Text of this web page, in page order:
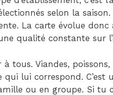
selon la saison.
La carte évolue
qualité constante sur
tous. Viandes,
lui correspond. C’est
ou en groupe. Si tu